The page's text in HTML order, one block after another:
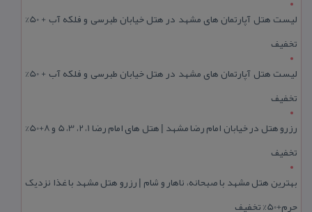
لیست هتل آپارتمان های مشهد در هتل خیابان طبرسی و فلکه آب + 50%
تخفیف
لیست هتل آپارتمان های مشهد در هتل خیابان طبرسی و فلکه آب + 50%
تخفیف
رزرو هتل در خیابان امام رضا مشهد | هتل‌ های امام رضا 1، 2، 3، 5 و 8+50%
تخفیف
بهترین هتل مشهد با صبحانه، ناهار و شام | رزرو هتل مشهد با غذا نزدیک
حرم+50% تخفیف